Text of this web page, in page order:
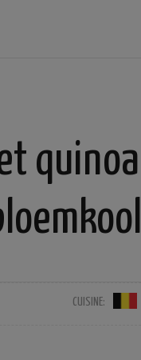
quinoa
CUISINE: